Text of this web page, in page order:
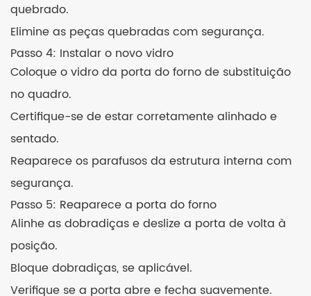
quebrado.
Elimine as peças quebradas com segurança.
Passo 4: Instalar o novo vidro
Coloque o vidro da porta do forno de substituição
no quadro.
Certifique-se de estar corretamente alinhado e
sentado.
Reaparece os parafusos da estrutura interna com
segurança.
Passo 5: Reaparece a porta do forno
Alinhe as dobradiças e deslize a porta de volta à
posição.
Bloque dobradiças, se aplicável.
Verifique se a porta abre e fecha suavemente.